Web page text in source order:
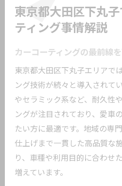
カーオーディオ専門
スの魅力
東京都大田区で選ば
グ理由
カーコーティング選び
分析
カーコーティング選
徴を解説
最新トレンドから見
の進化
トレンドワークス
係性
東京都大田区下丸
ティング事情解説
カーコーティングの最前線
東京都大田区下丸子エリアで
ング技術が続々と導入されて
やセラミック系など、耐久性
ングが注目されており、愛車
たい方に最適です。地域の専
仕上げまで一貫した高品質な
り、車種や利用目的に合わせ
増えています。